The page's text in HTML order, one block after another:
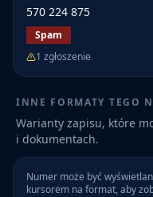
570 224 875
Spam
1 zgłoszenie
INNE FORMATY TEGO
Warianty zapisu, które
i dokumentach.
Numer może być
kursorem na format, aby